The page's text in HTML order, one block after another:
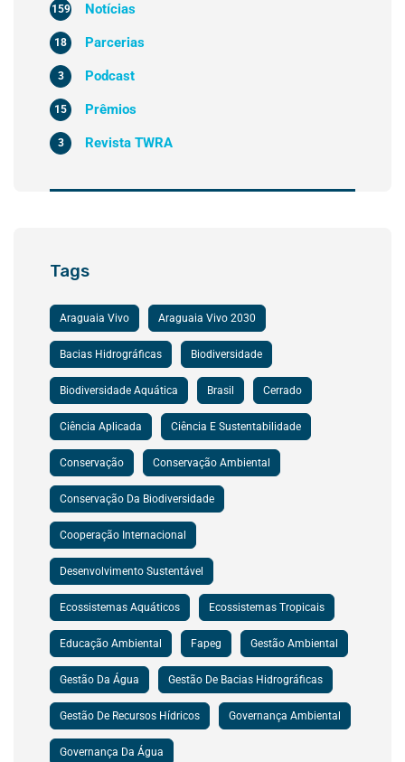
Notícias
159
Parcerias
18
Podcast
3
Prêmios
15
Revista TWRA
3
Tags
Araguaia Vivo Araguaia Vivo 2030
Bacias Hidrográficas Biodiversidade
Biodiversidade Aquática Brasil Cerrado
Ciência Aplicada Ciência E Sustentabilidade
Conservação Conservação Ambiental
Conservação Da Biodiversidade
Cooperação Internacional
Desenvolvimento Sustentável
Ecossistemas Aquáticos Ecossistemas Tropicais
Educação Ambiental Fapeg Gestão Ambiental
Gestão Da Água Gestão De Bacias Hidrográficas
Gestão De Recursos Hídricos Governança Ambiental
Governança Da Água